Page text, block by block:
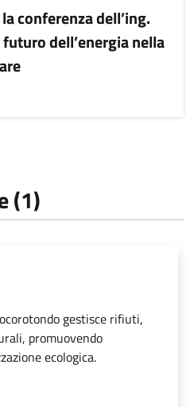
conferenza dell’ing.
dell’energia nella
(1)
gestisce rifiuti,
promuovendo
ecologica.